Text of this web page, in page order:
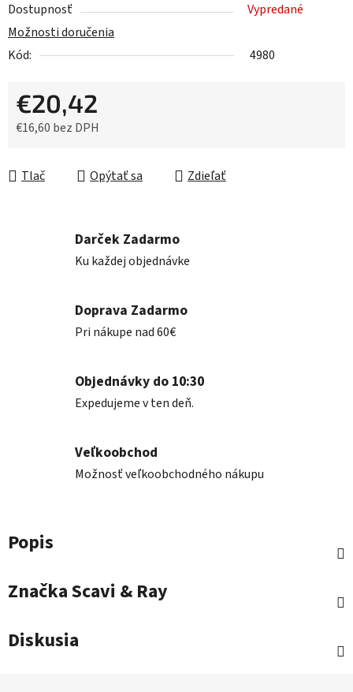
Dostupnosť
Vypredané
Možnosti doručenia
Kód:
4980
€20,42
€16,60 bez DPH
Tlač
Opýtať sa Zdieľať
Darček Zadarmo
Ku každej objednávke
Doprava Zadarmo
Pri nákupe nad 60€
Objednávky do 10:30
Expedujeme v ten deň.
Veľkoobchod
Možnosť veľkoobchodného nákupu
Popis
ZnačkaScavi & Ray
Diskusia